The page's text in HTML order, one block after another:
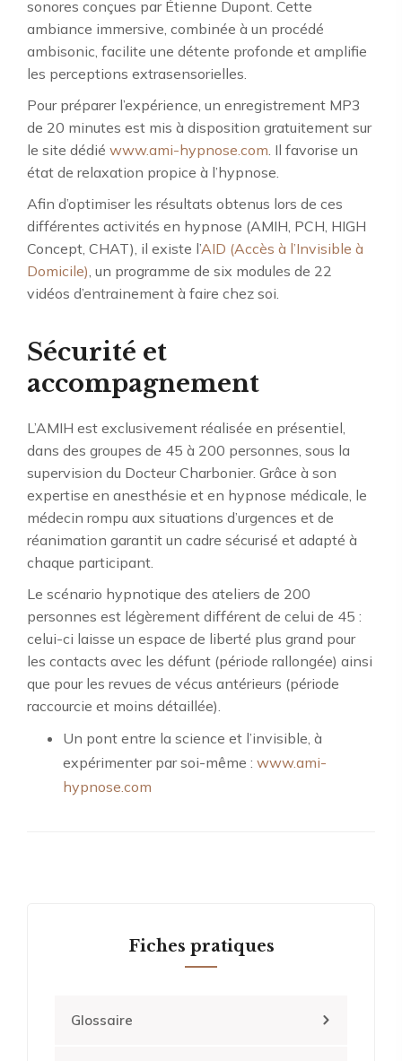
sonores conçues par Étienne Dupont. Cette
ambiance immersive, combinée à un procédé
ambisonic, facilite une détente profonde et amplifie
les perceptions extrasensorielles.
Pour préparer l’expérience, un enregistrement MP3
de 20 minutes est mis à disposition gratuitement sur
le site dédié www.ami-hypnose.com . Il favorise un
état de relaxation propice à l’hypnose.
Afin d’optimiser les résultats obtenus lors de ces
différentes activités en hypnose (AMIH, PCH, HIGH
Concept, CHAT), il existe l’AID (Accès à l’Invisible à
Domicile) , un programme de six modules de 22
vidéos d’entrainement à faire chez soi.
Sécurité et
accompagnement
L’AMIH est exclusivement réalisée en présentiel,
dans des groupes de 45 à 200 personnes, sous la
supervision du Docteur Charbonier. Grâce à son
expertise en anesthésie et en hypnose médicale, le
médecin rompu aux situations d’urgences et de
réanimation garantit un cadre sécurisé et adapté à
chaque participant.
Le scénario hypnotique des ateliers de 200
personnes est légèrement différent de celui de 45 :
celui-ci laisse un espace de liberté plus grand pour
les contacts avec les défunt (période rallongée) ainsi
que pour les revues de vécus antérieurs (période
raccourcie et moins détaillée).
Un pont entre la science et l’invisible, à
expérimenter par soi-même : www.ami-
hypnose.com
Fiches pratiques
Glossaire